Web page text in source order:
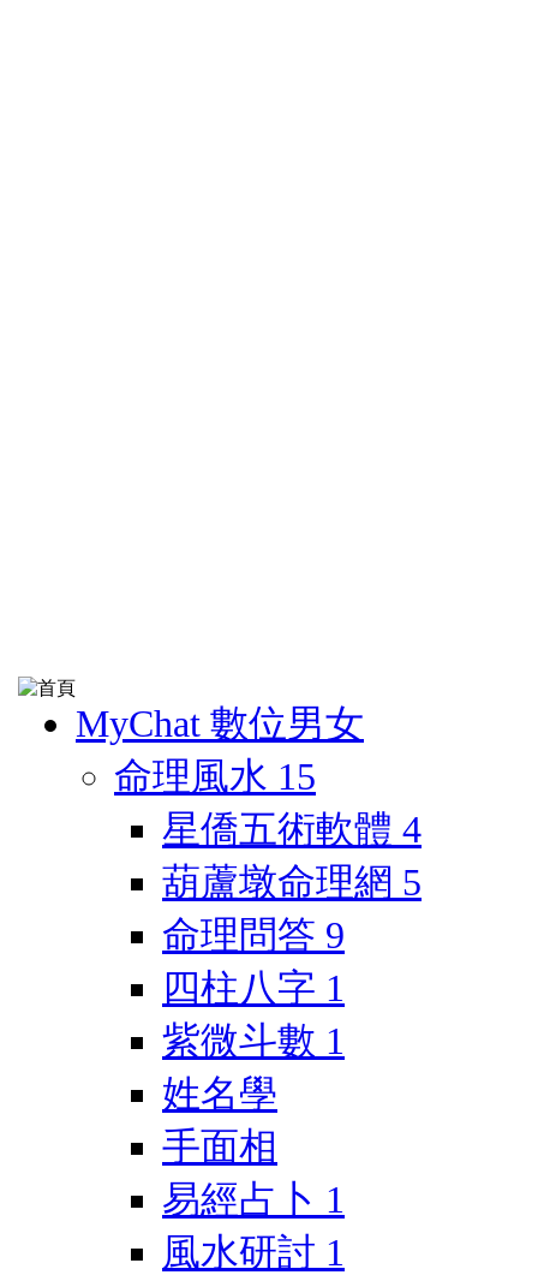
MyChat 數位男女
命理風水 15
星僑五術軟體 4
葫蘆墩命理網 5
命理問答 9
四柱八字 1
紫微斗數 1
姓名學
手面相
易經占卜 1
風水研討 1